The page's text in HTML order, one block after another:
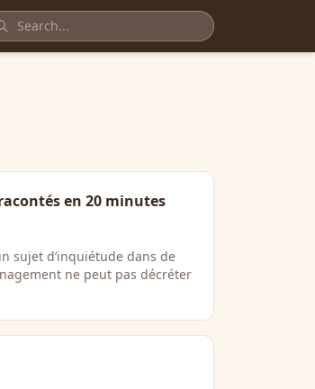
en 20 minutes
sujet d’inquiétude dans de
ne peut pas décréter